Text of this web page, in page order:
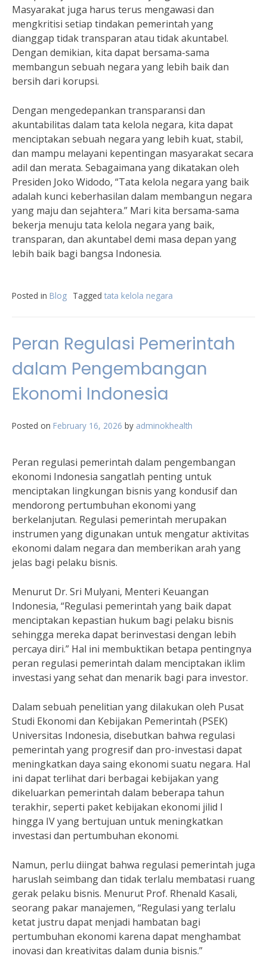
Masyarakat juga harus terus mengawasi dan
mengkritisi setiap tindakan pemerintah yang
dianggap tidak transparan atau tidak akuntabel.
Dengan demikian, kita dapat bersama-sama
membangun sebuah negara yang lebih baik dan
bersih dari korupsi.
Dengan mengedepankan transparansi dan
akuntabilitas dalam tata kelola negara, kita dapat
menciptakan sebuah negara yang lebih kuat, stabil,
dan mampu melayani kepentingan masyarakat secara
adil dan merata. Sebagaimana yang dikatakan oleh
Presiden Joko Widodo, “Tata kelola negara yang baik
adalah kunci keberhasilan dalam membangun negara
yang maju dan sejahtera.” Mari kita bersama-sama
bekerja menuju tata kelola negara yang baik,
transparan, dan akuntabel demi masa depan yang
lebih baik bagi bangsa Indonesia.
Posted in Blog Tagged tata kelola negara
Peran Regulasi Pemerintah
dalam Pengembangan
Ekonomi Indonesia
Posted on February 16, 2026 by adminokhealth
Peran regulasi pemerintah dalam pengembangan
ekonomi Indonesia sangatlah penting untuk
menciptakan lingkungan bisnis yang kondusif dan
mendorong pertumbuhan ekonomi yang
berkelanjutan. Regulasi pemerintah merupakan
instrumen yang digunakan untuk mengatur aktivitas
ekonomi dalam negara dan memberikan arah yang
jelas bagi pelaku bisnis.
Menurut Dr. Sri Mulyani, Menteri Keuangan
Indonesia, “Regulasi pemerintah yang baik dapat
menciptakan kepastian hukum bagi pelaku bisnis
sehingga mereka dapat berinvestasi dengan lebih
percaya diri.” Hal ini membuktikan betapa pentingnya
peran regulasi pemerintah dalam menciptakan iklim
investasi yang sehat dan menarik bagi para investor.
Dalam sebuah penelitian yang dilakukan oleh Pusat
Studi Ekonomi dan Kebijakan Pemerintah (PSEK)
Universitas Indonesia, disebutkan bahwa regulasi
pemerintah yang progresif dan pro-investasi dapat
meningkatkan daya saing ekonomi suatu negara. Hal
ini dapat terlihat dari berbagai kebijakan yang
dikeluarkan pemerintah dalam beberapa tahun
terakhir, seperti paket kebijakan ekonomi jilid I
hingga IV yang bertujuan untuk meningkatkan
investasi dan pertumbuhan ekonomi.
Namun, perlu diingat bahwa regulasi pemerintah juga
haruslah seimbang dan tidak terlalu membatasi ruang
gerak pelaku bisnis. Menurut Prof. Rhenald Kasali,
seorang pakar manajemen, “Regulasi yang terlalu
ketat justru dapat menjadi hambatan bagi
pertumbuhan ekonomi karena dapat menghambat
inovasi dan kreativitas dalam dunia bisnis.”